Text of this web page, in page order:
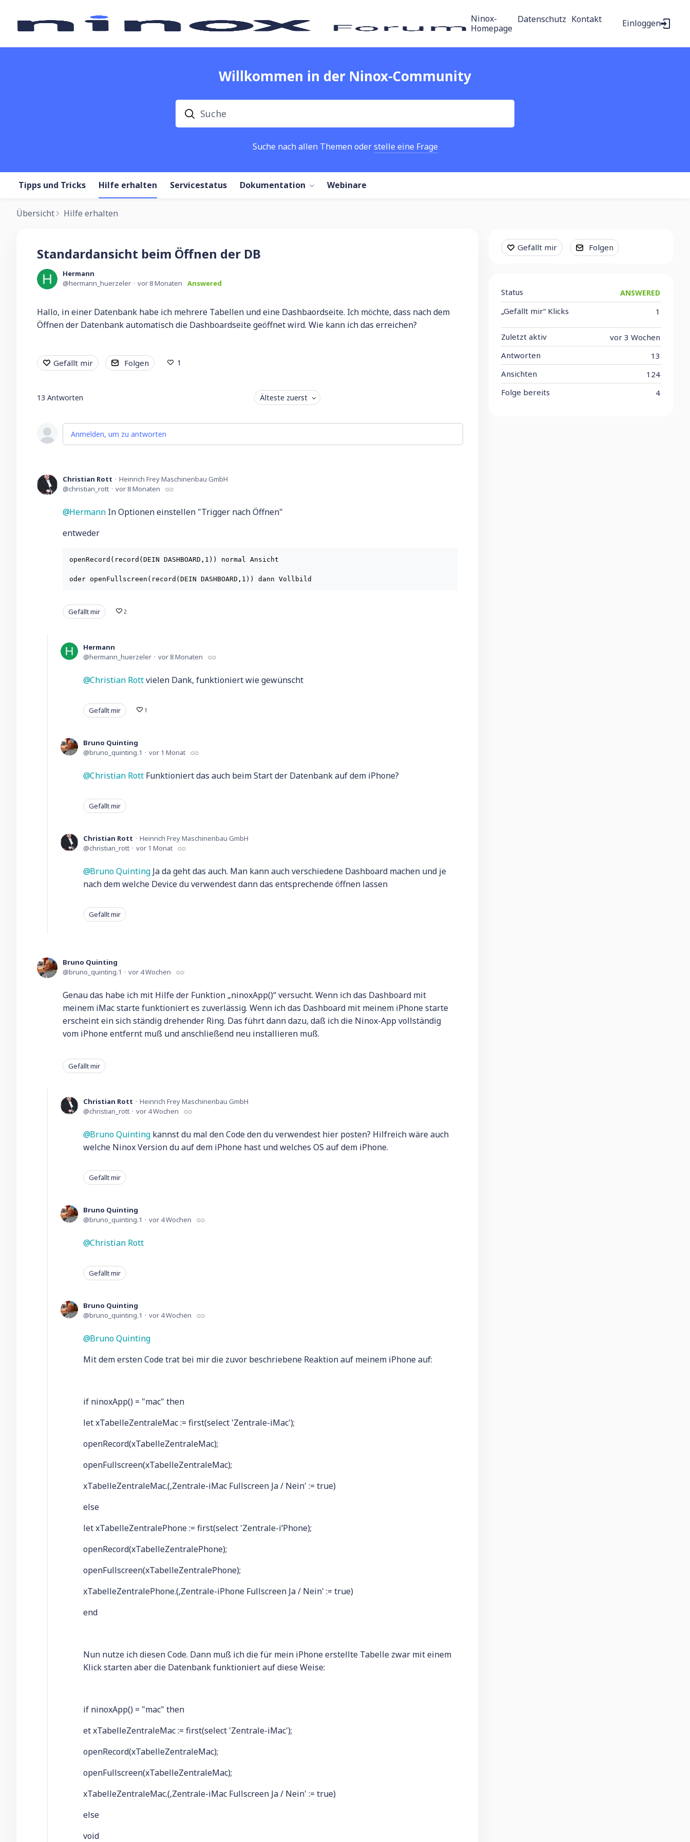
Ninox-
Homepage
Datenschutz Kontakt Einloggen
Willkommen in der Ninox-Community
Suche
Suche nach allen Themen oderstelle eine Frage
Tipps und Tricks Hilfe erhalten Servicestatus Dokumentation Webinare
Übersicht Hilfe erhalten
Standardansicht beim Öffnen der DB
Hermann
hermann_huerzeler
vor 8 Monaten Answered
Hallo, in einer Datenbank habe ich mehrere Tabellen und eine Dashbaordseite. Ich möchte, dass nach dem
Öffnen der Datenbank automatisch die Dashboardseite geöffnet wird. Wie kann ich das erreichen?
Gefällt mir Folgen 1
13 Antworten Älteste zuerst
Anmelden, um zu antworten
Christian Rott
Heinrich Frey Maschinenbau GmbH
christian_rott
vor 8 Monaten
Hermann In Optionen einstellen "Trigger nach Öffnen"
entweder
openRecord(record(DEIN DASHBOARD,1)) normal Ansicht
Gefällt mir 2
Hermann
hermann_huerzeler
vor 8 Monaten
Christian Rottvielen Dank, funktioniert wie gewünscht
Gefällt mir 1
Bruno Quinting
bruno_quinting.1
vor 1 Monat
Christian Rott Funktioniert das auch beim Start der Datenbank auf dem iPhone?
Gefällt mir
Christian Rott
Heinrich Frey Maschinenbau GmbH
christian_rott
vor 1 Monat
Bruno Quinting Ja da geht das auch. Man kann auch verschiedene Dashboard machen und je
nach dem welche Device du verwendest dann das entsprechende öffnen lassen
Gefällt mir
Bruno Quinting
bruno_quinting.1
vor 4 Wochen
Genau das habe ich mit Hilfe der Funktion „ninoxApp()“ versucht. Wenn ich das Dashboard mit
meinem iMac starte funktioniert es zuverlässig. Wenn ich das Dashboard mit meinem iPhone starte
erscheint ein sich ständig drehender Ring. Das führt dann dazu, daß ich die Ninox-App vollständig
vom iPhone entfernt muß und anschließend neu installieren muß.
Gefällt mir
Christian Rott
Heinrich Frey Maschinenbau GmbH
christian_rott
vor 4 Wochen
Bruno Quinting kannst du mal den Code den du verwendest hier posten? Hilfreich wäre auch
welche Ninox Version du auf dem iPhone hast und welches OS auf dem iPhone.
Gefällt mir
Bruno Quinting
bruno_quinting.1
vor 4 Wochen
Christian Rott
Gefällt mir
Bruno Quinting
bruno_quinting.1
vor 4 Wochen
Bruno Quinting
Mit dem ersten Code trat bei mir die zuvor beschriebene Reaktion auf meinem iPhone auf:
if ninoxApp() = "mac" then
let xTabelleZentraleMac := first(select 'Zentrale-iMac');
openRecord(xTabelleZentraleMac);
openFullscreen(xTabelleZentraleMac);
xTabelleZentraleMac.(‚Zentrale-iMac Fullscreen Ja / Nein' := true)
else
let xTabelleZentralePhone := first(select 'Zentrale-i’Phone);
openRecord(xTabelleZentralePhone);
openFullscreen(xTabelleZentralePhone);
xTabelleZentralePhone.(‚Zentrale-iPhone Fullscreen Ja / Nein' := true)
end
Nun nutze ich diesen Code. Dann muß ich die für mein iPhone erstellte Tabelle zwar mit einem
Klick starten aber die Datenbank funktioniert auf diese Weise:
if ninoxApp() = "mac" then
et xTabelleZentraleMac := first(select 'Zentrale-iMac');
openRecord(xTabelleZentraleMac);
openFullscreen(xTabelleZentraleMac);
xTabelleZentraleMac.(‚Zentrale-iMac Fullscreen Ja / Nein' := true)
else
void
Content aside
Gefällt mir Folgen
Status ANSWERED
1
„Gefällt mir“ Klicks
vor 3 Wochen
Zuletzt aktiv
13
Antworten
124
Ansichten
4
Folge bereits